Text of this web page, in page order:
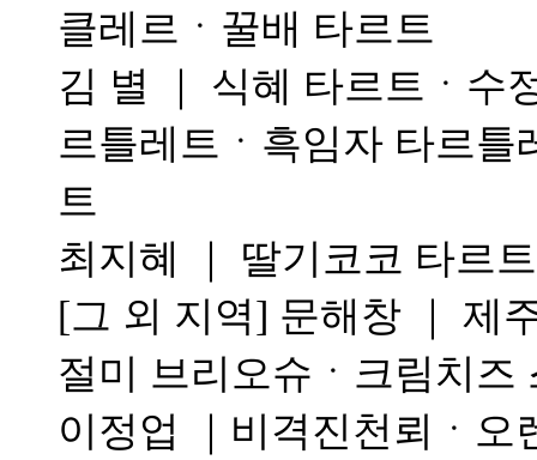
클레르ㆍ꿀배 타르트
김 별 ｜ 식혜 타르트ㆍ
르틀레트ㆍ흑임자 타르
트
최지혜 ｜ 딸기코코 타르
[그 외 지역] 문해창 ｜
절미 브리오슈ㆍ크림치즈
이정업 ｜비격진천뢰ㆍ